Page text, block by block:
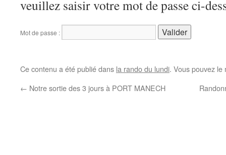
veuillez saisir votre mot de passe ci-
Mot de passe :
Ce contenu a été publié dans la rando du lundi. Vous pouvez
← Notre sortie des 3 jours à PORT MANECH